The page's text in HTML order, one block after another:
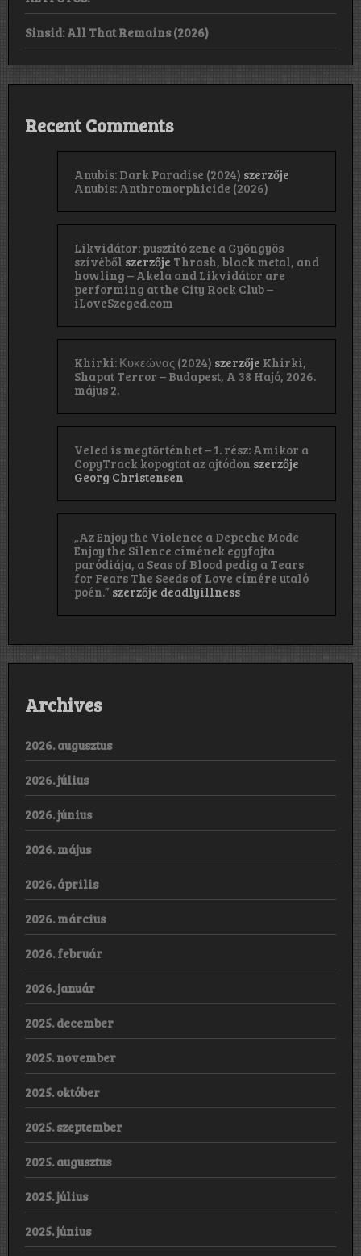
Sinsid: All That Remains (2026)
Recent Comments
Anubis: Dark Paradise (2024) szerzője
Anubis: Anthromorphicide (2026)
Likvidátor: pusztító zene a Gyöngyös
szívéből szerzője Thrash, black metal, and
howling – Akela and Likvidátor are
performing at the City Rock Club –
iLoveSzeged.com
Khirki: Κ​υ​κ​ε​ώ​ν​α​ς (2024) szerzője Khirki,
Shapat Terror – Budapest, A 38 Hajó, 2026.
május 2.
Veled is megtörténhet – 1. rész: Amikor a
CopyTrack kopogtat az ajtódon szerzője
Georg Christensen
„Az Enjoy the Violence a Depeche Mode
Enjoy the Silence címének egyfajta
paródiája, a Seas of Blood pedig a Tears
for Fears The Seeds of Love címére utaló
poén.” szerzője deadlyillness
Archives
2026. augusztus
2026. július
2026. június
2026. május
2026. április
2026. március
2026. február
2026. január
2025. december
2025. november
2025. október
2025. szeptember
2025. augusztus
2025. július
2025. június